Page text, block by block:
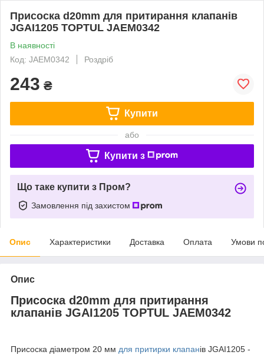
Присоска d20mm для притирання клапанів
JGAI1205 TOPTUL JAEM0342
В наявності
Код: JAEM0342
Роздріб
243 ₴
Купити
або
Купити з
Що таке купити з Пром?
Замовлення під захистом
Опис Характеристики Доставка Оплата Умови
Опис
Присоска d20mm для притирання
клапанів JGAI1205 TOPTUL JAEM0342
Присоска діаметром 20 мм для притирки клапанів JGAI1205 -